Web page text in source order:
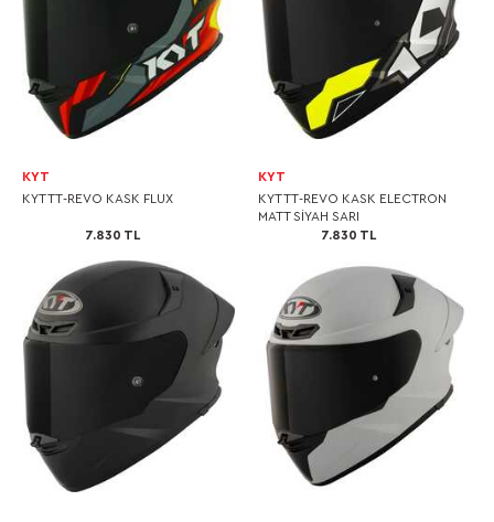
KYT
KYT TT-REVO KASK FLUX
7.830 TL
KYT
KYT TT-REVO KASK ELECTRON
MATT SİYAH SARI
7.830 TL